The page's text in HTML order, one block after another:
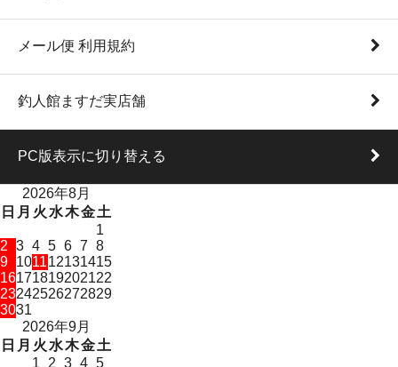
メール便 利用規約
釣人館ますだ実店舗
PC版表示に切り替える
2026年8月
日 月 火 水木金土
1
2 3 4 5 6 7 8
9 101112131415
16171819202122
23242526272829
3031
2026年9月
日 月 火 水木金土
1
2 3 4 5